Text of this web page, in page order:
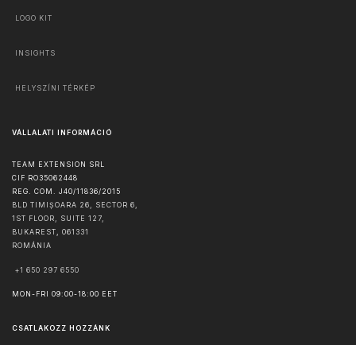
LOGO KIT
INSIGHTS
HELYSZÍNI TÉRKÉP
VÁLLALATI INFORMÁCIÓ
TEAM EXTENSION SRL
CIF RO35062448
REG. COM. J40/11836/2015
BLD TIMIȘOARA 26, SECTOR 6,
1ST FLOOR, SUITE 127,
BUKAREST
061331
ROMÁNIA
+1 650 297 6550
MON-FRI 09:00-18:00 EET
CSATLAKOZZ HOZZÁNK